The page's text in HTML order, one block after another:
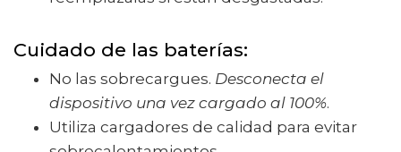
Cuidado de las baterías:
No las sobrecargues. Desconecta el
dispositivo una vez cargado al 100%.
Utiliza cargadores de calidad para evitar